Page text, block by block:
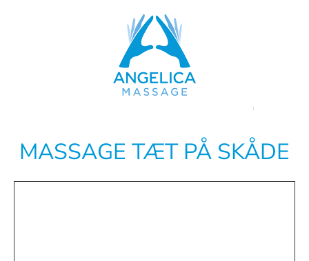
MASSAGE TÆT PÅ SKÅDE